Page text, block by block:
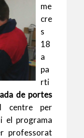
me
cre
s
18
a
pa
rti
de portes
centre per
el programa
professorat